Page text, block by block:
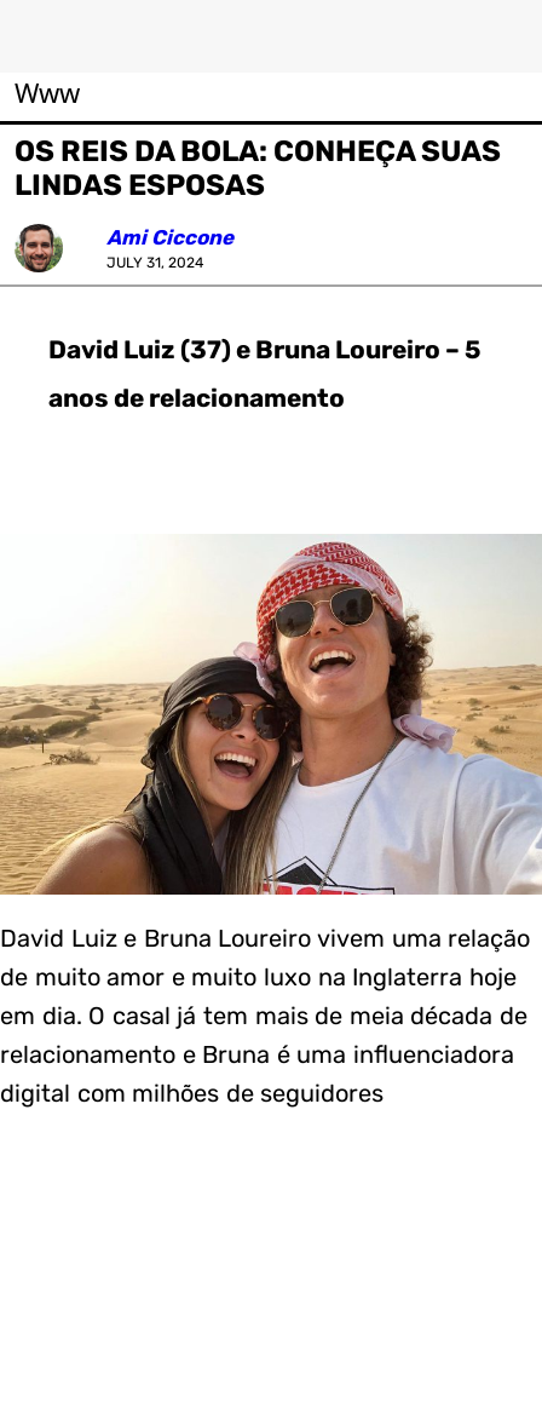
Www
OS REIS DA BOLA: CONHEÇA SUAS
LINDAS ESPOSAS
Ami Ciccone
JULY 31, 2024
David Luiz (37) e Bruna Loureiro – 5
anos de relacionamento
David Luiz e Bruna Loureiro vivem uma relação
de muito amor e muito luxo na Inglaterra hoje
em dia. O casal já tem mais de meia década de
relacionamento e Bruna é uma influenciadora
digital com milhões de seguidores